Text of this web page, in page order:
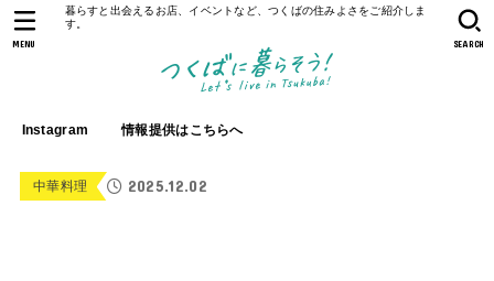
暮らすと出会えるお店、イベントなど、つくばの住みよさをご紹介しま
す。
Instagram 情報提供はこちらへ
SEARCH
MENU
中華料理 2025.12.02